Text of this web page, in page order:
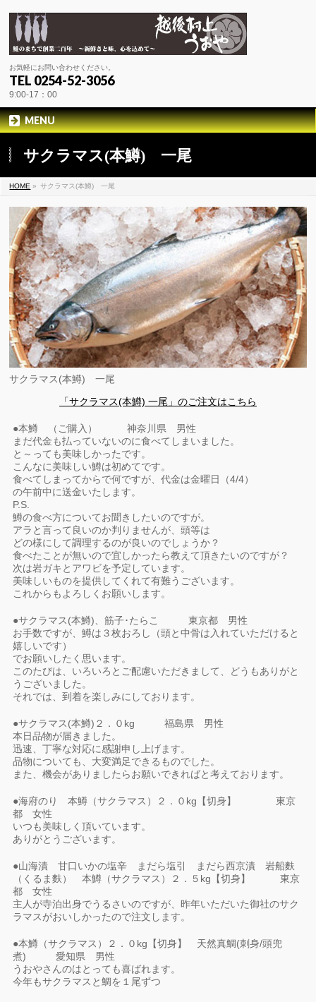
お気軽にお問い合わせください。
TEL 0254-52-3056
9:00-17：00
MENU
サクラマス(本鱒) 一尾
HOME » サクラマス(本鱒) 一尾
サクラマス(本鱒) 一尾
「サクラマス(本鱒) 一尾」のご注文はこちら
●本鱒 （ご購入） 神奈川県 男性
まだ代金も払っていないのに食べてしまいました。
と～っても美味しかったです。
こんなに美味しい鱒は初めてです。
食べてしまってからで何ですが、代金は金曜日（4/4）
の午前中に送金いたします。
P.S.
鱒の食べ方についてお聞きしたいのですが。
アラと言って良いのか判りませんが、頭等は
どの様にして調理するのが良いのでしょうか？
食べたことが無いので宜しかったら教えて頂きたいのですが？
次は岩ガキとアワビを予定しています。
美味しいものを提供してくれて有難うございます。
これからもよろしくお願いします。
●サクラマス(本鱒)、筋子･たらこ 東京都 男性
お手数ですが、鱒は３枚おろし（頭と中骨は入れていただけると
嬉しいです）
でお願いしたく思います。
このたびは、いろいろとご配慮いただきまして、どうもありがと
うございました。
それでは、到着を楽しみにしております。
●サクラマス(本鱒)２．０kg 福島県 男性
本日品物が届きました。
迅速、丁寧な対応に感謝申し上げます。
品物についても、大変満足できるものでした。
また、機会がありましたらお願いできればと考えております。
●海府のり 本鱒（サクラマス）２．０kg【切身】 東京
都 女性
いつも美味しく頂いています。
ありがとうございます。
●山海漬 甘口いかの塩辛 まだら塩引 まだら西京漬 岩船麩
（くるま麩） 本鱒（サクラマス）２．５kg【切身】 東京
都 女性
主人が寺泊出身でうるさいのですが、昨年いただいた御社のサク
ラマスがおいしかったので注文します。
●本鱒（サクラマス）２．０kg【切身】 天然真鯛(刺身/頭兜
煮) 愛知県 男性
うおやさんのはとっても喜ばれます。
今年もサクラマスと鯛を１尾ずつ